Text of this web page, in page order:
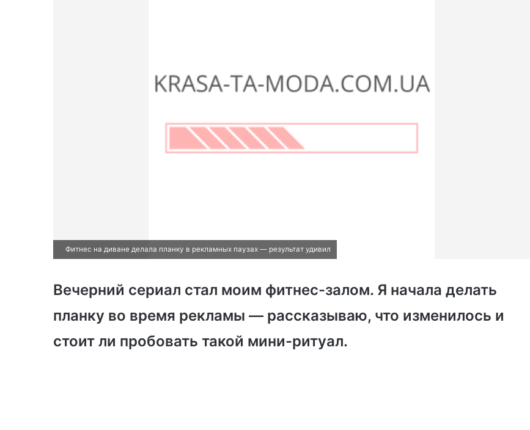
Фитнес на диване делала планку в рекламных паузах — результат удивил
Вечерний сериал стал моим фитнес-залом. Я начала делать
планку во время рекламы — рассказываю, что изменилось и
стоит ли пробовать такой мини-ритуал.